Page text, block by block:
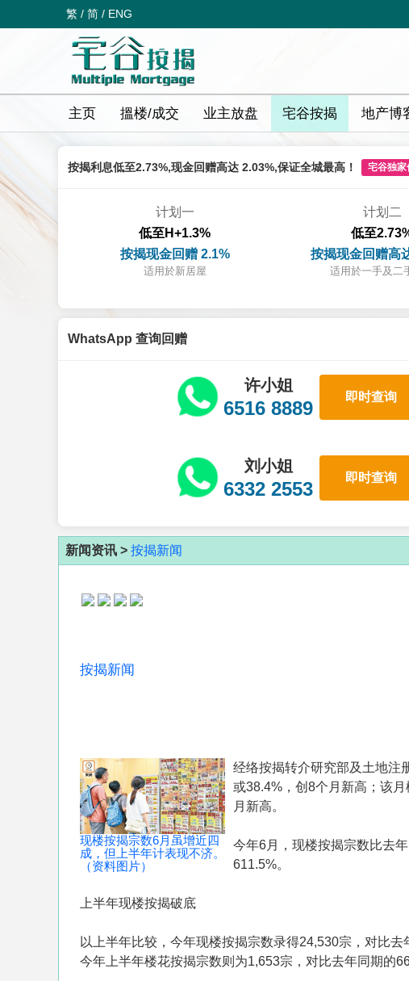
繁 / 简 / ENG
主页 搵楼/成交 业主放盘 宅谷按揭 地产博
按揭利息低至2.73%,现金回赠高达 2.03%,保证全城最高！ 宅谷独家
计划一
低至H+1.3%
按揭现金回赠 2.1%
适用於新居屋
计划二
低至
按揭现金回赠高
适用於一手及二
WhatsApp 查询回赠
许小姐
6516 8889
即时查询
刘小姐
6332 2553
即时查询
新闻资讯 > 按揭新闻
按揭新闻
现楼按揭宗数6月虽增近四
成，但上半年计表现不济。
（资料图片）
经络按揭转介研究部及土地注
或38.4%，创8个月新高；该
月新高。
今年6月，现楼按揭宗数比去
611.5%。
上半年现楼按揭破底
以上半年比较，今年现楼按揭宗数录得24,530宗，对比
今年上半年楼花按揭宗数则为1,653宗，对比去年同期的